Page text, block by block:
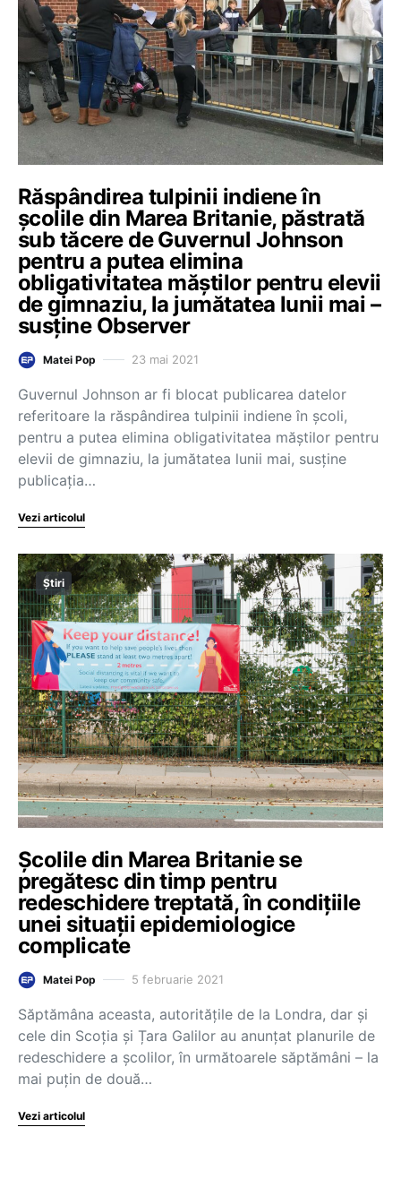
Răspândirea tulpinii indiene în
școlile din Marea Britanie, păstrată
sub tăcere de Guvernul Johnson
pentru a putea elimina
obligativitatea măștilor pentru elevii
de gimnaziu, la jumătatea lunii mai –
susține Observer
Matei Pop 23 mai 2021
Guvernul Johnson ar fi blocat publicarea datelor
referitoare la răspândirea tulpinii indiene în școli,
pentru a putea elimina obligativitatea măștilor pentru
elevii de gimnaziu, la jumătatea lunii mai, susține
publicația…
Vezi articolul
Știri
Școlile din Marea Britanie se
pregătesc din timp pentru
redeschidere treptată, în condițiile
unei situații epidemiologice
complicate
Matei Pop 5 februarie 2021
Săptămâna aceasta, autoritățile de la Londra, dar și
cele din Scoția și Țara Galilor au anunțat planurile de
redeschidere a școlilor, în următoarele săptămâni – la
mai puțin de două…
Vezi articolul